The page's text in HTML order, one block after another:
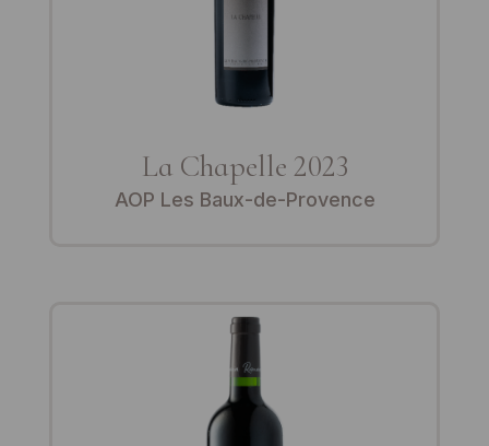
La Chapelle 2023
AOP Les Baux-de-Provence